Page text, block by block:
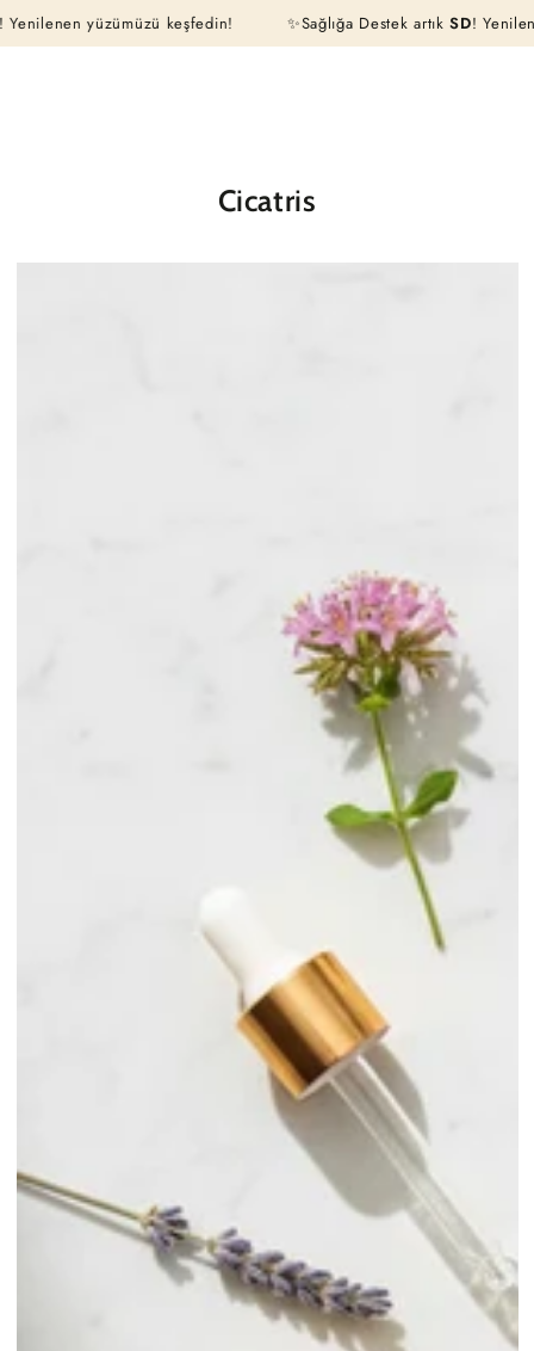
İÇERIĞE ATLA
yüzümüzü keşfedin! ✨Sağlığa Destek artıkSD ! Yenilenen
Cicatris